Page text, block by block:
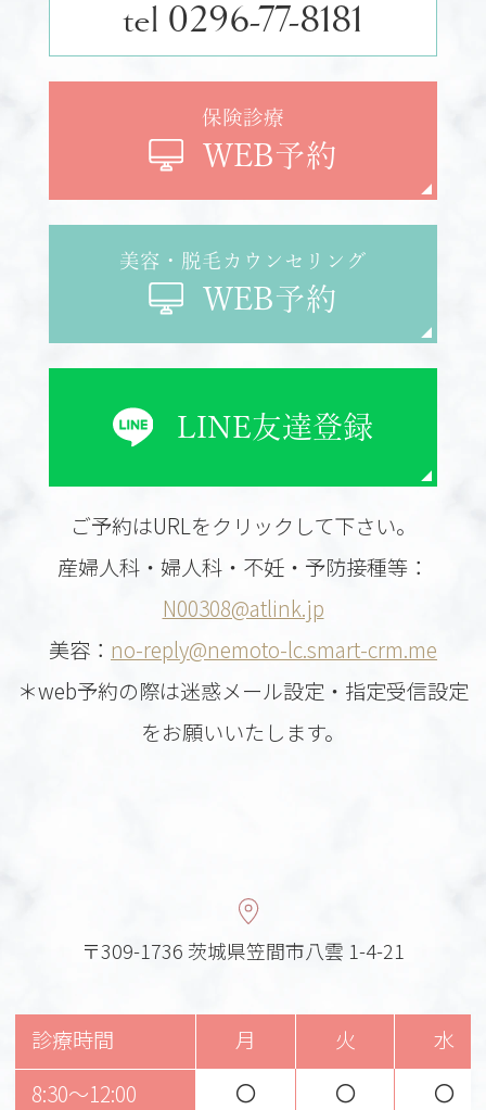
tel 0296-77-8181
保険診療
WEB予約
美容・脱毛カウンセリング
WEB予約
LINE友達登録
ご予約はURLをクリックして下さい。
産婦人科・婦人科・不妊・予防接種等：
N00308@atlink.jp
美容： no-reply@nemoto-lc.smart-crm.me
＊web予約の際は迷惑メール設定・指定受信設定
をお願いいたします。
〒309-1736 茨城県笠間市八雲 1-4-21
診療時間 月 火
水
8:30～12:00
〇 〇
〇